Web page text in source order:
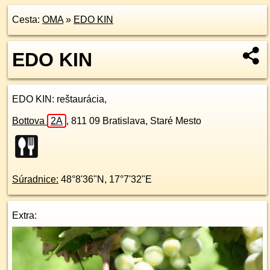
Cesta: OMA» EDO KIN
EDO KIN
EDO KIN : reštaurácia,
Bottova 2A , 811 09 Bratislava, Staré Mesto
Súradnice: 48°8'36"N , 17°7'32"E
Extra: